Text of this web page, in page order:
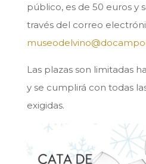
público, es de 50 euros y
través del correo
Las plazas son limitadas
y se cumplirá con todas
exigidas.